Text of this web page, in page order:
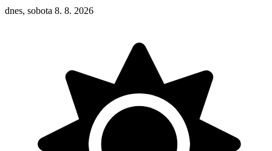
dnes, sobota 8. 8. 2026